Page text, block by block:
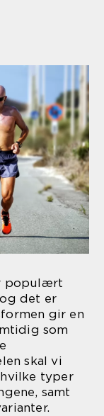
populært
det er
gir en
som
skal vi
typer
samt